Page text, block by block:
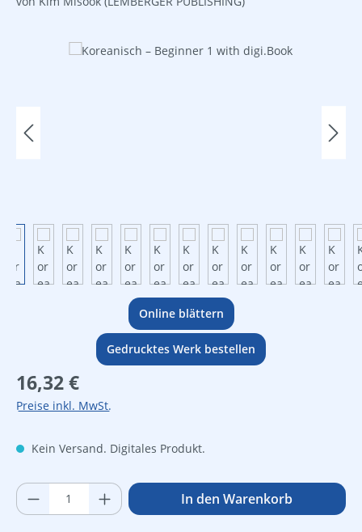
Bildergalerie überspringen
Online blättern
Gedrucktes Werk bestellen
Regulärer Preis:
16,32 €
Preise inkl. MwSt.
Kein Versand. Digitales Produkt.
Produkt Anzahl: Gib den gewünschten
In den Warenkorb